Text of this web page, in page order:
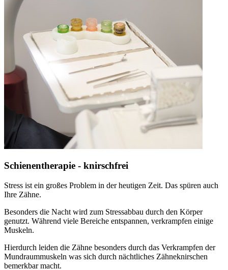
Schienentherapie - knirschfrei
Stress ist ein großes Problem in der heutigen Zeit. Das spüren auch
Ihre Zähne.
Besonders die Nacht wird zum Stressabbau durch den Körper
genutzt. Während viele Bereiche entspannen, verkrampfen einige
Muskeln.
Hierdurch leiden die Zähne besonders durch das Verkrampfen der
Mundraummuskeln was sich durch nächtliches Zähneknirschen
bemerkbar macht.